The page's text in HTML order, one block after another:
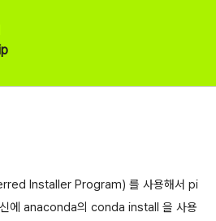
Installer Program) 를 사용해서 pi
에 anaconda의 conda install 을 사용